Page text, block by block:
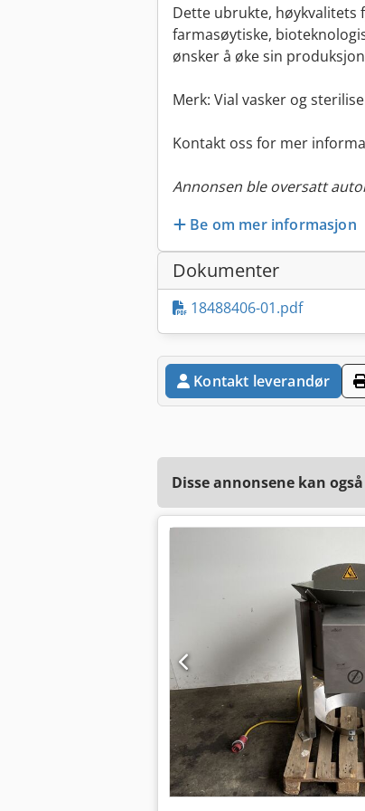
Dette ubrukte, høykvalitets
farmasøytiske,
ønsker å øke sin
Merk: Vial vasker og
Kontakt oss for mer
Annonsen ble oversatt
Be om mer informasjon
Dokumenter
18488406-01.pdf
Kontakt leverandør
Disse annonsene kan